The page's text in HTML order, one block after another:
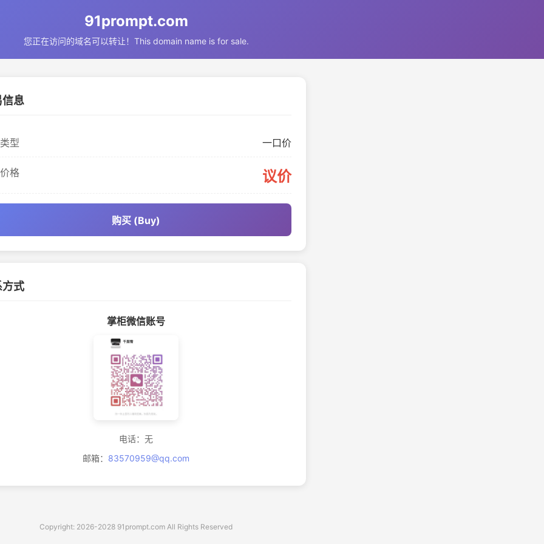
91prompt.com
您正在访问的域名可以转让！This domain name is for sale.
息
型 一口价
格 议价
购买 (Buy)
式
掌柜微信账号
电话：无
邮箱： 83570959@qq.com
Copyright: 2026-2028 91prompt.com All Rights Reserved